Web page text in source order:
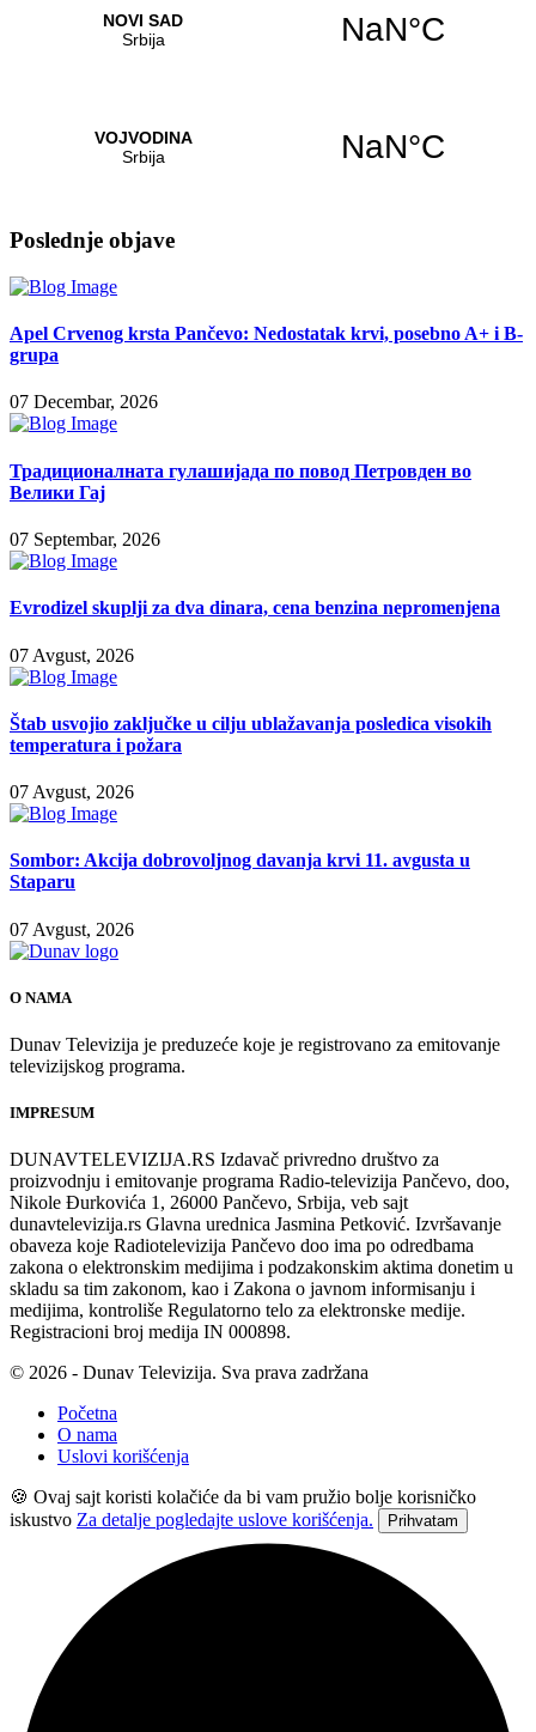
Poslednje objave
Apel Crvenog krsta Pančevo: Nedostatak krvi, posebno A+ i B-
grupa
07 Decembar, 2026
Традиционалната гулашијада по повод Петровден во
Велики Гај
07 Septembar, 2026
Evrodizel skuplji za dva dinara, cena benzina nepromenjena
07 Avgust, 2026
Štab usvojio zaključke u cilju ublažavanja posledica visokih
temperatura i požara
07 Avgust, 2026
Sombor: Akcija dobrovoljnog davanja krvi 11. avgusta u
Staparu
07 Avgust, 2026
O NAMA
Dunav Televizija je preduzeće koje je registrovano za emitovanje
televizijskog programa.
IMPRESUM
DUNAVTELEVIZIJA.RS Izdavač privredno društvo za
proizvodnju i emitovanje programa Radio-televizija Pančevo, doo,
Nikole Đurkovića 1, 26000 Pančevo, Srbija, veb sajt
dunavtelevizija.rs Glavna urednica Jasmina Petković. Izvršavanje
obaveza koje Radiotelevizija Pančevo doo ima po odredbama
zakona o elektronskim medijima i podzakonskim aktima donetim u
skladu sa tim zakonom, kao i Zakona o javnom informisanju i
medijima, kontroliše Regulatorno telo za elektronske medije.
Registracioni broj medija IN 000898.
© 2026 - Dunav Televizija. Sva prava zadržana
Početna
O nama
Uslovi korišćenja
🍪 Ovaj sajt koristi kolačiće da bi vam pružio bolje korisničko
iskustvo Za detalje pogledajte uslove korišćenja. Prihvatam